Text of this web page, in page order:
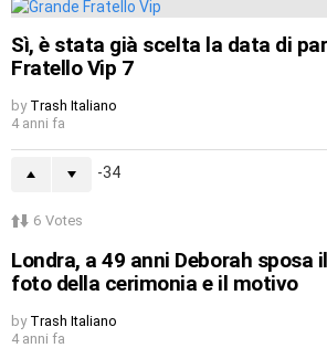
Sì, è stata già scelta la data di
Fratello Vip 7
by Trash Italiano
4 anni fa
-34
6 Votes
Londra, a 49 anni Deborah sposa
foto della cerimonia e il motivo
by Trash Italiano
4 anni fa